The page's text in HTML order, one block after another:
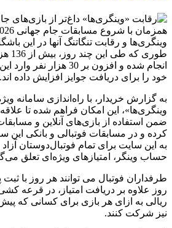
وینگری‌ها و رقابت تنگاتنگ آنها در این
انجام شده و افزون بر 30
خود را برای دریافت جوایز افزایش داده اند.
به گزارش خریدار، با راه‌اندازی سامانه
وینگری‌ها»، این امکان فراهم شده تا
ضمن استفاده از بازی‌های آنلاین و
کرده و در مسابقات فوتبالی و بانکی این
به این سایت برای تمام فوتبال‌دوستان
حساب وینگر، امتیازهای ویژه‌ای تعلق
طرفداران فوتبال می توانند هر روز با
ریالی به ازای هر بازی برای کسانی که
نیز شرکت کنند.